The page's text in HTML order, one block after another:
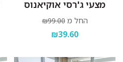
מצעי ג'רסי אוקיאנוס
החל מ ₪99.00
₪39.60